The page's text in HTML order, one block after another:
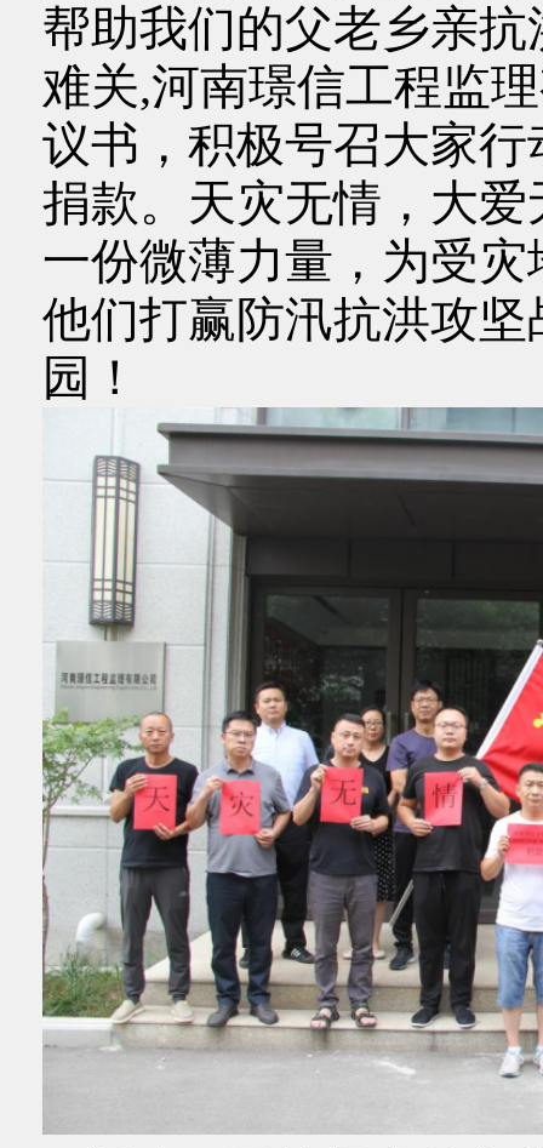
帮助我们的父老乡亲
难关,河南璟信工程监
议书，积极号召大家
捐款。天灾无情，大
一份微薄力量，为受
他们打赢防汛抗洪攻
园！